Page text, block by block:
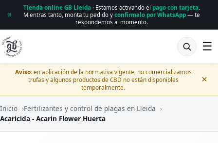
🛒
Tienda online GB Lleida · Estamos activando el pago con tarjeta.
Mientras tanto, monta tu pedido y confírmalo por WhatsApp— te
respondemos al momento.
☰
Aviso:en aplicación de la normativa vigente, no comercializamos
trufas y algunos productos de CBD no están disponibles
temporalmente.
×
Inicio ›Fertilizantes y control de plagas en Lleida ›
Acaricida - Acarin Flower Huerta